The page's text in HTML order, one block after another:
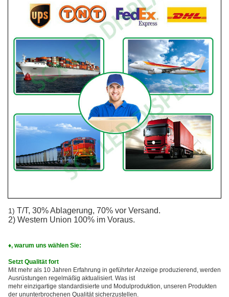
1) T/T, 30% Ablagerung, 70% vor Versand.
2) Western Union 100% im Voraus.
♦, warum uns wählen Sie:
Setzt Qualität fort
Mit mehr als 10 Jahren Erfahrung in geführter Anzeige produzierend, werden
Ausrüstungen regelmäßig aktualisiert. Was ist
mehr einzigartige standardisierte und Modulproduktion, unseren Produkten
der ununterbrochenen Qualität sicherzustellen.